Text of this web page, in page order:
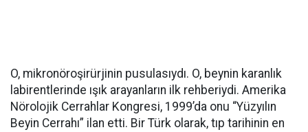
O, mikronöroşirürjinin pusulasıydı. O, beynin karanlık
labirentlerinde ışık arayanların ilk rehberiydi. Amerika
Nörolojik Cerrahlar Kongresi, 1999’da onu “Yüzyılın
Beyin Cerrahı” ilan etti. Bir Türk olarak, tıp tarihinin en